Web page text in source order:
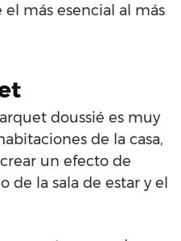
el más esencial al más
doussié es muy
de la casa,
un efecto de
de la sala de estar y el